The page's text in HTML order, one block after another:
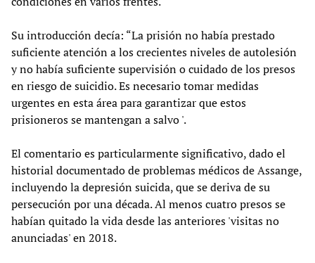
Su introducción decía: “La prisión no había prestado
suficiente atención a los crecientes niveles de autolesión
y no había suficiente supervisión o cuidado de los presos
en riesgo de suicidio. Es necesario tomar medidas
urgentes en esta área para garantizar que estos
prisioneros se mantengan a salvo '.
El comentario es particularmente significativo, dado el
historial documentado de problemas médicos de Assange,
incluyendo la depresión suicida, que se deriva de su
persecución por una década. Al menos cuatro presos se
habían quitado la vida desde las anteriores 'visitas no
anunciadas' en 2018.